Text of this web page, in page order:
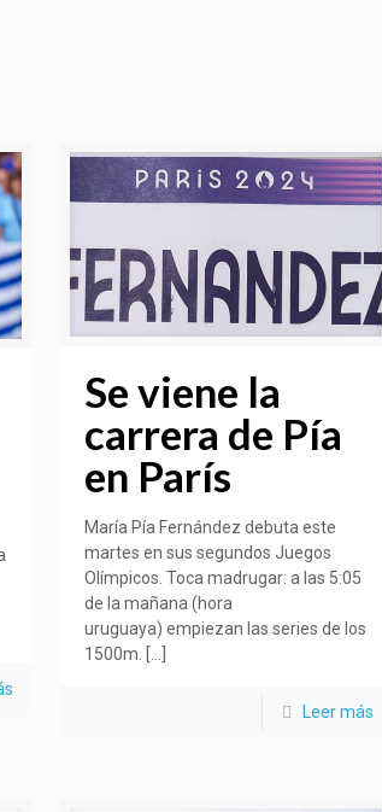
Se viene la
carrera de Pía
en París
María Pía Fernández debuta este
martes en sus segundos Juegos
Olímpicos. Toca madrugar: a las 5:05
de la mañana (hora
uruguaya) empiezan las series de los
1500m.
Leer más